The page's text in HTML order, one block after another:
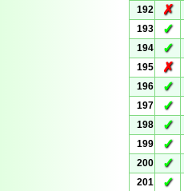
192
✗
193
✓
194
✓
195
✗
196
✓
197
✓
198
✓
199
✓
200
✓
201
✓